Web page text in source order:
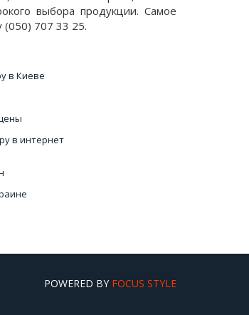
выбора продукции. Самое
(050) 707 33 25.
в Киеве
в интернет
POWERED BY FOCUS STYLE